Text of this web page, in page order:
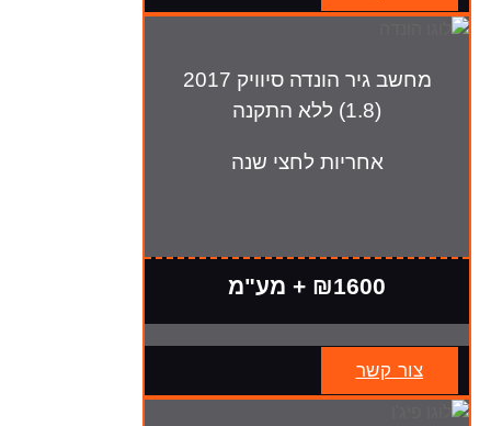
מחשב גיר הונדה סיוויק 2017
(1.8) ללא התקנה
אחריות לחצי שנה
₪1600 + מע"מ
צור קשר